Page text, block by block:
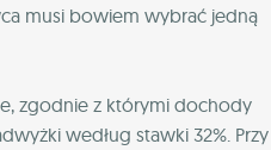
musi bowiem wybrać jedną
zgodnie z którymi dochody
według stawki 32%. Przy